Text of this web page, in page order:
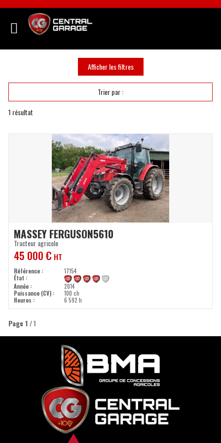
1 résultat
Trier par :
Afficher les filtres
Tracteur agricole
MASSEY FERGUSON5610
Référence
17154
État
Année
2014
Puissance (CV)
100 ch
Heures
6 592 h
45 000€ HT
Page 1 / 1